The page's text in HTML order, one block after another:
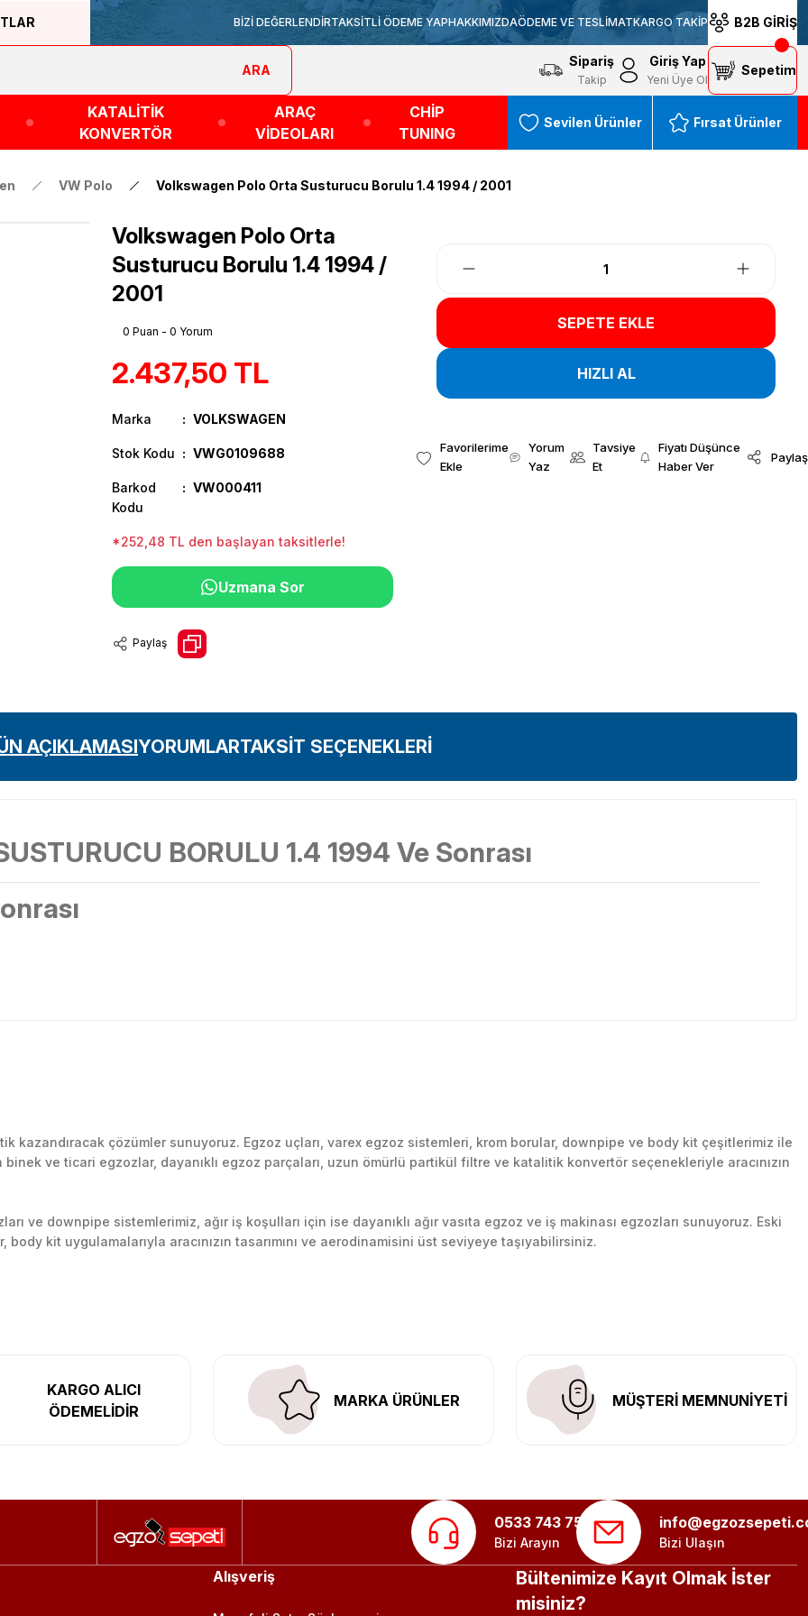
BİZİ DEĞERLENDİRTAKSİTLİ ÖDEME YAPHAKKIMIZDAÖDEME VE TESLİMATKARGO TAKİP B2B GİRİŞ
ARA
Sipariş
Takip
Giriş Yap
Yeni Üye Ol
Sepetim
KATALİTİK
KONVERTÖR
ARAÇ
VİDEOLARI
CHİP
TUNING
Sevilen Ürünler Fırsat Ürünler
VW Polo Volkswagen Polo Orta Susturucu Borulu 1.4 1994 / 2001
Volkswagen Polo Orta
Susturucu Borulu 1.4 1994 /
2001
0 Puan - 0 Yorum
2.437,50 TL
Marka VOLKSWAGEN
Stok Kodu VWG0109688
Barkod
Kodu
VW000411
*252,48 TL den başlayan taksitlerle!
Uzmana Sor
Paylaş
SEPETE EKLE
HIZLI AL
Yorum
Yaz
Tavsiye
Et
Fiyatı Düşünce
Haber Ver
Paylaş
AÇIKLAMASIYORUMLARTAKSİT SEÇENEKLERİ
BORULU 1.4 1994 Ve Sonrası
Yorum Yaz
kazandıracak çözümler sunuyoruz. Egzoz uçları, varex egzoz sistemleri, krom borular, downpipe ve body kit çeşitlerimiz ile
ve ticari egzozlar, dayanıklı egzoz parçaları, uzun ömürlü partikül filtre ve katalitik konvertör seçenekleriyle aracınızın
ve downpipe sistemlerimiz, ağır iş koşulları için ise dayanıklı ağır vasıta egzoz ve iş makinası egzozları sunuyoruz. Eski
kit uygulamalarıyla aracınızın tasarımını ve aerodinamisini üst seviyeye taşıyabilirsiniz.
KARGO ALICI
ÖDEMELİDİR
MARKA ÜRÜNLER MÜŞTERİ MEMNUNİYETİ
0533 743 75 56
Bizi Arayın Bizi Ulaşın
Alışveriş
Bültenimize Kayıt Olmak İster
misiniz?